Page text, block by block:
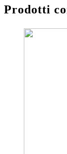
Prodotti